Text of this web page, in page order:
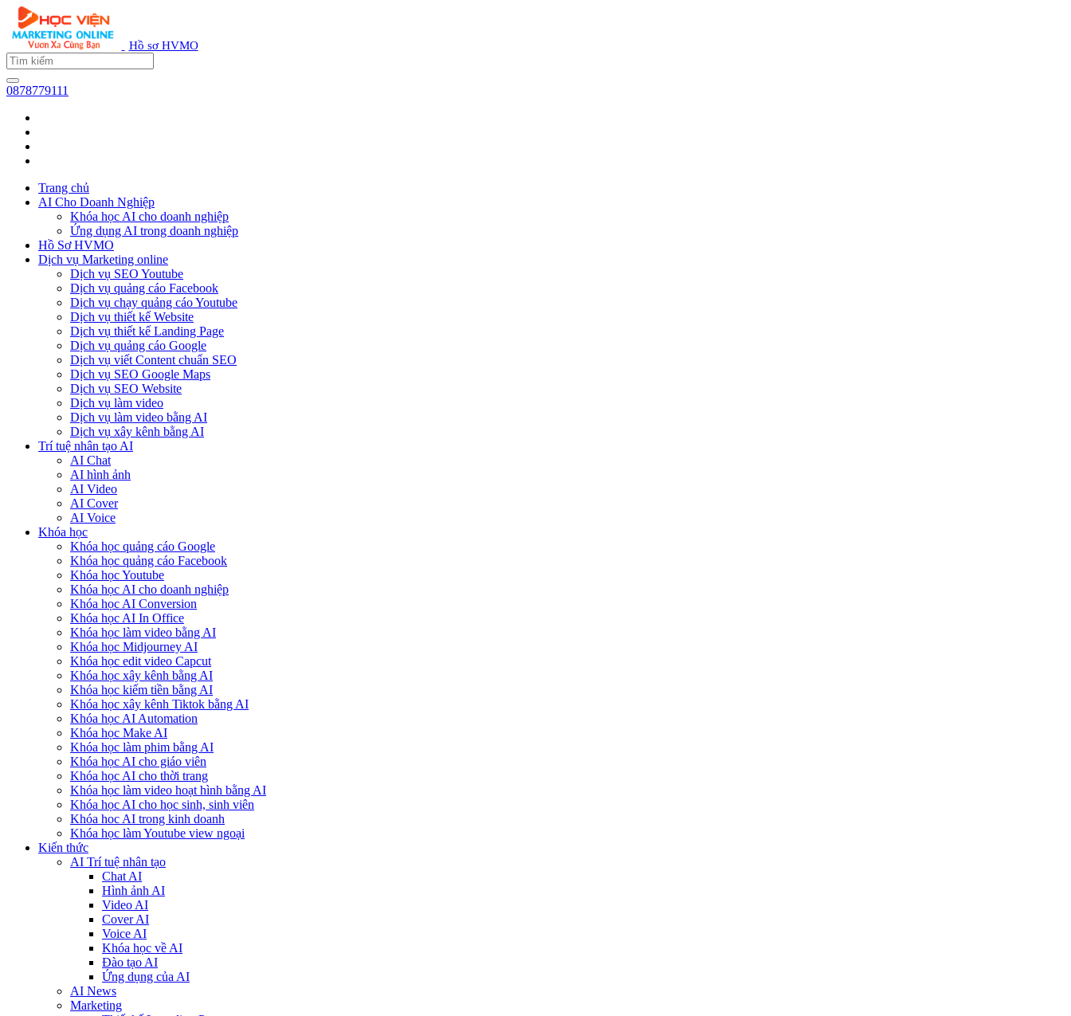
Hồ sơ HVMO
0878779111
Trang chủ
AI Cho Doanh Nghiệp
Khóa học AI cho doanh nghiệp
Ứng dụng AI trong doanh nghiệp
Hồ Sơ HVMO
Dịch vụ Marketing online
Dịch vụ SEO Youtube
Dịch vụ quảng cáo Facebook
Dịch vụ chạy quảng cáo Youtube
Dịch vụ thiết kế Website
Dịch vụ thiết kế Landing Page
Dịch vụ quảng cáo Google
Dịch vụ viết Content chuẩn SEO
Dịch vụ SEO Google Maps
Dịch vụ SEO Website
Dịch vụ làm video
Dịch vụ làm video bằng AI
Dịch vụ xây kênh bằng AI
Trí tuệ nhân tạo AI
AI Chat
AI hình ảnh
AI Video
AI Cover
AI Voice
Khóa học
Khóa học quảng cáo Google
Khóa học quảng cáo Facebook
Khóa học Youtube
Khóa học AI cho doanh nghiệp
Khóa học AI Conversion
Khóa học AI In Office
Khóa học làm video bằng AI
Khóa học Midjourney AI
Khóa học edit video Capcut
Khóa học xây kênh bằng AI
Khóa học kiếm tiền bằng AI
Khóa học xây kênh Tiktok bằng AI
Khóa học AI Automation
Khóa học Make AI
Khóa học làm phim bằng AI
Khóa học AI cho giáo viên
Khóa học AI cho thời trang
Khóa học làm video hoạt hình bằng AI
Khóa học AI cho học sinh, sinh viên
Khóa hoc AI trong kinh doanh
Khóa học làm Youtube view ngoại
Kiến thức
AI Trí tuệ nhân tạo
Chat AI
Hình ảnh AI
Video AI
Cover AI
Voice AI
Khóa học về AI
Đào tạo AI
Ứng dụng của AI
AI News
Marketing